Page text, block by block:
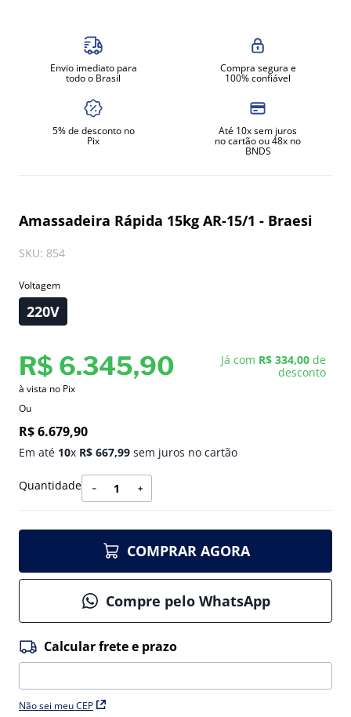
Envio imediato para
todo o Brasil
Compra segura e
100% confiável
5% de desconto no
Pix
Até 10x sem juros
no cartão ou 48x no
BNDS
Amassadeira Rápida 15kg AR-15/1 - Braesi
SKU: 854
Voltagem
220V
R$ 6.345,90 Já com R$ 334,00 de
desconto
à vista no Pix
Ou
R$6.679,90
Em até 10x R$ 667,99 sem juros no cartão
Quantidade ＋
－
COMPRAR AGORA
Compre pelo WhatsApp
Não sei meu CEP
exaustor
fritadeira